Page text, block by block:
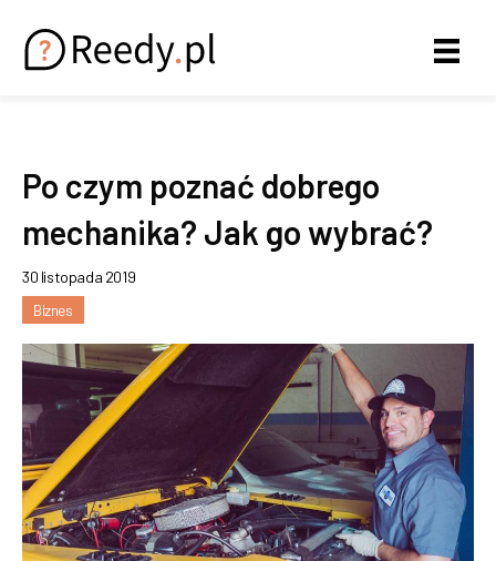
Po czym poznać dobrego
mechanika? Jak go wybrać?
30 listopada 2019
Biznes